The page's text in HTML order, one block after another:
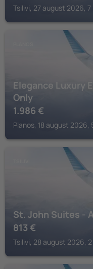
Tsilivi, 27 august 2026,
Elegance Luxury
Only
1.986 €
Planos, 18 august 2026,
St. John Suites -
813 €
Tsilivi, 28 august 2026,